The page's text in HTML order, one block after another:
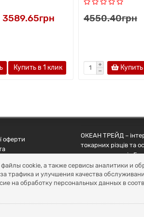
3589.65грн
Купить в 1 клик
4550.40грн
Купить
оферти
02
ОКЕАН ТРЕЙД –
токарних різців та
наших партнерів
cookie, а также сервисы аналитики и
трафика и улучшения качества
на обработку персональных данных в